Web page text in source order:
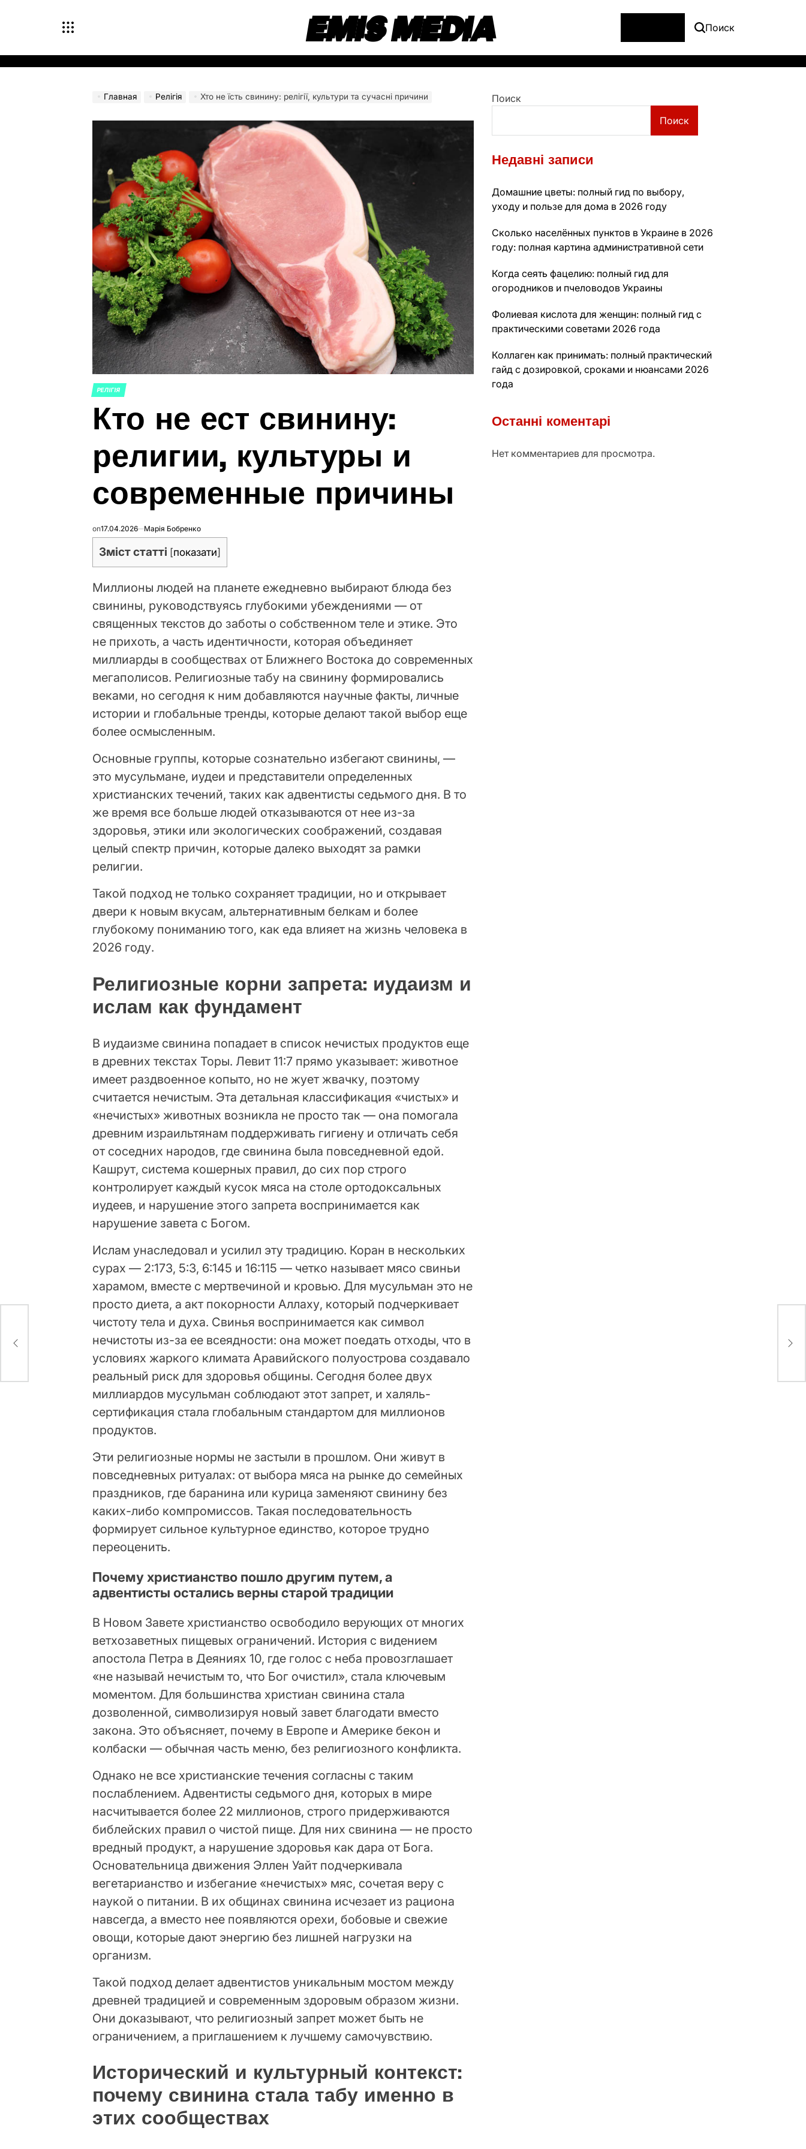
содержимому
EMIS MEDIA Поиск
Главная Релігія Хто не їсть свинину: релігії, культури та сучасні причини
ОПУБЛИКОВАНО
РЕЛІГІЯ
Кто не ест свинину:
религии, культуры и
современные причины
on17.04.2026 Марія Бобренко
Зміст статті [показати]
Миллионы людей на планете ежедневно выбирают блюда без
свинины, руководствуясь глубокими убеждениями — от
священных текстов до заботы о собственном теле и этике. Это
не прихоть, а часть идентичности, которая объединяет
миллиарды в сообществах от Ближнего Востока до современных
мегаполисов. Религиозные табу на свинину формировались
веками, но сегодня к ним добавляются научные факты, личные
истории и глобальные тренды, которые делают такой выбор еще
более осмысленным.
Основные группы, которые сознательно избегают свинины, —
это мусульмане, иудеи и представители определенных
христианских течений, таких как адвентисты седьмого дня. В то
же время все больше людей отказываются от нее из-за
здоровья, этики или экологических соображений, создавая
целый спектр причин, которые далеко выходят за рамки
религии.
Такой подход не только сохраняет традиции, но и открывает
двери к новым вкусам, альтернативным белкам и более
глубокому пониманию того, как еда влияет на жизнь человека в
2026 году.
Религиозные корни запрета: иудаизм и
ислам как фундамент
В иудаизме свинина попадает в список нечистых продуктов еще
в древних текстах Торы. Левит 11:7 прямо указывает: животное
имеет раздвоенное копыто, но не жует жвачку, поэтому
считается нечистым. Эта детальная классификация «чистых» и
«нечистых» животных возникла не просто так — она помогала
древним израильтянам поддерживать гигиену и отличать себя
от соседних народов, где свинина была повседневной едой.
Кашрут, система кошерных правил, до сих пор строго
контролирует каждый кусок мяса на столе ортодоксальных
иудеев, и нарушение этого запрета воспринимается как
нарушение завета с Богом.
Ислам унаследовал и усилил эту традицию. Коран в нескольких
сурах — 2:173, 5:3, 6:145 и 16:115 — четко называет мясо свиньи
харамом, вместе с мертвечиной и кровью. Для мусульман это не
просто диета, а акт покорности Аллаху, который подчеркивает
чистоту тела и духа. Свинья воспринимается как символ
нечистоты из-за ее всеядности: она может поедать отходы, что в
условиях жаркого климата Аравийского полуострова создавало
реальный риск для здоровья общины. Сегодня более двух
миллиардов мусульман соблюдают этот запрет, и халяль-
сертификация стала глобальным стандартом для миллионов
продуктов.
Эти религиозные нормы не застыли в прошлом. Они живут в
повседневных ритуалах: от выбора мяса на рынке до семейных
праздников, где баранина или курица заменяют свинину без
каких-либо компромиссов. Такая последовательность
формирует сильное культурное единство, которое трудно
переоценить.
Почему христианство пошло другим путем, а
адвентисты остались верны старой традиции
В Новом Завете христианство освободило верующих от многих
ветхозаветных пищевых ограничений. История с видением
апостола Петра в Деяниях 10, где голос с неба провозглашает
«не называй нечистым то, что Бог очистил», стала ключевым
моментом. Для большинства христиан свинина стала
дозволенной, символизируя новый завет благодати вместо
закона. Это объясняет, почему в Европе и Америке бекон и
колбаски — обычная часть меню, без религиозного конфликта.
Однако не все христианские течения согласны с таким
послаблением. Адвентисты седьмого дня, которых в мире
насчитывается более 22 миллионов, строго придерживаются
библейских правил о чистой пище. Для них свинина — не просто
вредный продукт, а нарушение здоровья как дара от Бога.
Основательница движения Эллен Уайт подчеркивала
вегетарианство и избегание «нечистых» мяс, сочетая веру с
наукой о питании. В их общинах свинина исчезает из рациона
навсегда, а вместо нее появляются орехи, бобовые и свежие
овощи, которые дают энергию без лишней нагрузки на
организм.
Такой подход делает адвентистов уникальным мостом между
древней традицией и современным здоровым образом жизни.
Они доказывают, что религиозный запрет может быть не
ограничением, а приглашением к лучшему самочувствию.
Исторический и культурный контекст:
почему свинина стала табу именно в
этих сообществах
Поиск
Поиск
Недавні записи
Домашние цветы: полный гид по выбору,
уходу и пользе для дома в 2026 году
Сколько населённых пунктов в Украине в 2026
году: полная картина административной сети
Когда сеять фацелию: полный гид для
огородников и пчеловодов Украины
Фолиевая кислота для женщин: полный гид с
практическими советами 2026 года
Коллаген как принимать: полный практический
гайд с дозировкой, сроками и нюансами 2026
года
Останні коментарі
Нет комментариев для просмотра.